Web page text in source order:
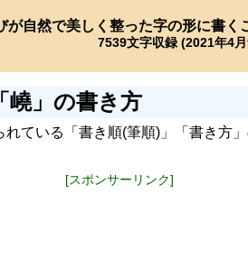
自然で美しく整った字の形に書く
7539文字収録 (2021年4
「嶢」の書き方
れている「書き順(筆順)」「書き方」
[スポンサーリンク]